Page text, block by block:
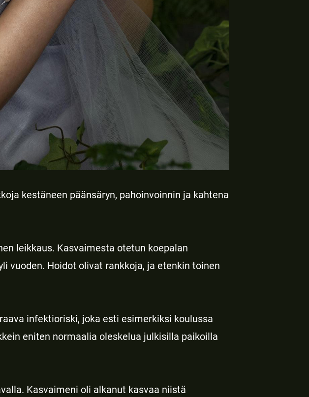
kestäneen päänsäryn, pahoinvoinnin ja kahtena
leikkaus. Kasvaimesta otetun koepalan
Hoidot olivat rankkoja, ja etenkin toinen
infektioriski, joka esti esimerkiksi koulussa
eniten normaalia oleskelua julkisilla paikoilla
Kasvaimeni oli alkanut kasvaa niistä